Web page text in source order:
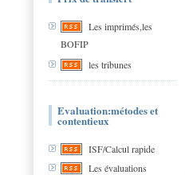
Les imprimés,les
BOFIP
les tribunes
Evaluation:métodes et
contentieux
ISF/Calcul rapide
Les évaluations